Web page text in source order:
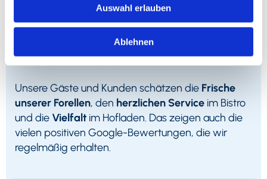
Auswahl erlauben
Ablehnen
DAS SAGEN UNSERE KUNDEN
Unsere Gäste und Kunden schätzen die Frische
unserer Forellen, den herzlichen Service im Bistro
und dieVielfalt im Hofladen. Das zeigen auch die
vielen positiven Google-Bewertungen, die wir
regelmäßig erhalten.